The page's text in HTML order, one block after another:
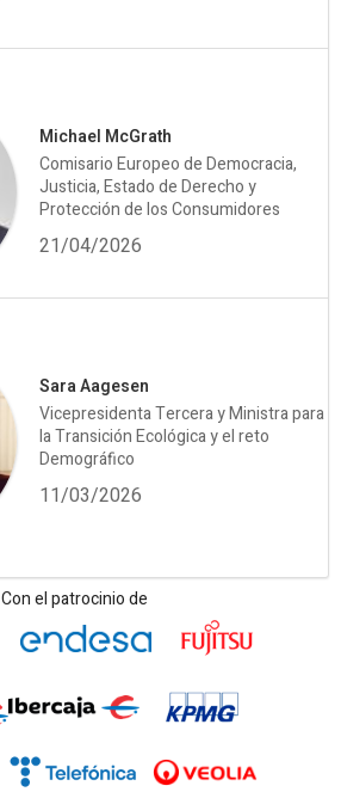
Michael McGrath
Comisario Europeo de Democracia,
Justicia, Estado de Derecho y
Protección de los Consumidores
21/04/2026
Sara Aagesen
Vicepresidenta Tercera y Ministra para
la Transición Ecológica y el reto
Demográfico
11/03/2026
Con el patrocinio de